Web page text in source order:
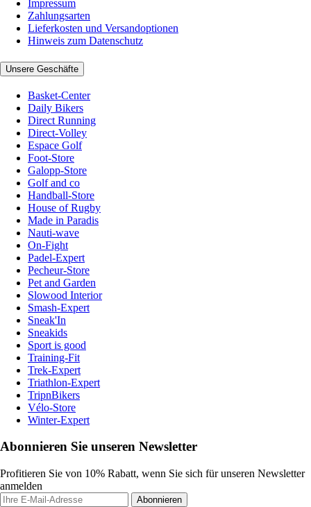
Impressum
Zahlungsarten
Lieferkosten und Versandoptionen
Hinweis zum Datenschutz
Unsere Geschäfte
Basket-Center
Daily Bikers
Direct Running
Direct-Volley
Espace Golf
Foot-Store
Galopp-Store
Golf and co
Handball-Store
House of Rugby
Made in Paradis
Nauti-wave
On-Fight
Padel-Expert
Pecheur-Store
Pet and Garden
Slowood Interior
Smash-Expert
Sneak'In
Sneakids
Sport is good
Training-Fit
Trek-Expert
Triathlon-Expert
TripnBikers
Vélo-Store
Winter-Expert
Abonnieren Sie unseren Newsletter
Profitieren Sie von 10% Rabatt, wenn Sie sich für unseren Newsletter
anmelden
Abonnieren